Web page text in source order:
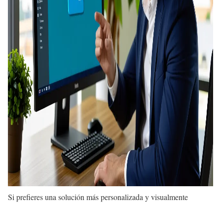
Si prefieres una solución más personalizada y visualmente